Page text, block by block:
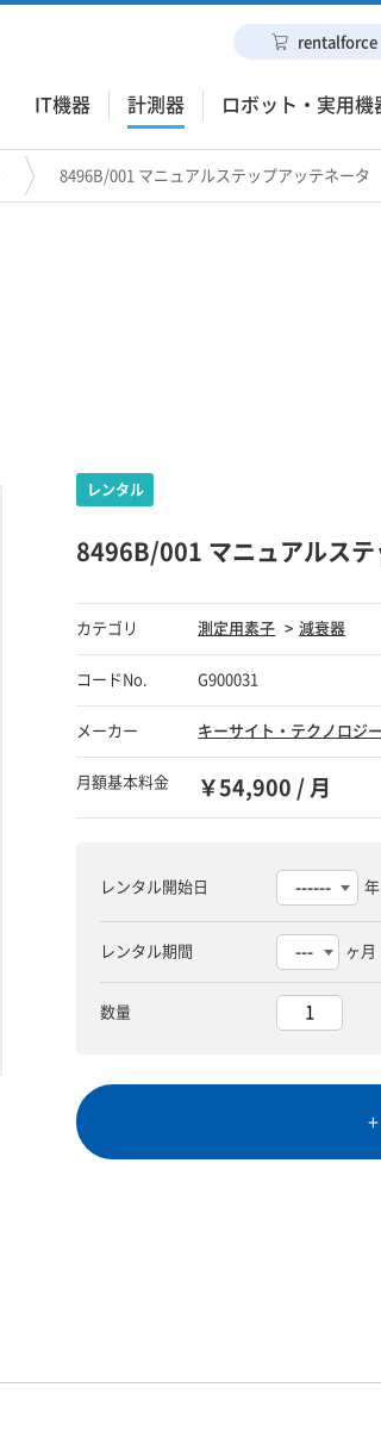
IT機器 計測器 ロボット・実用機
rentalforce
8496B/001 マニュアルステップアッテネータ
8496B/001 マニュアルステ
カテゴリ 測定用素子 減衰器
コードNo. G900031
メーカー キーサイト・テクノロジー
月額基本料金 ￥54,900 / 月
レンタル開始日 年
レンタル期間 ヶ月
数量